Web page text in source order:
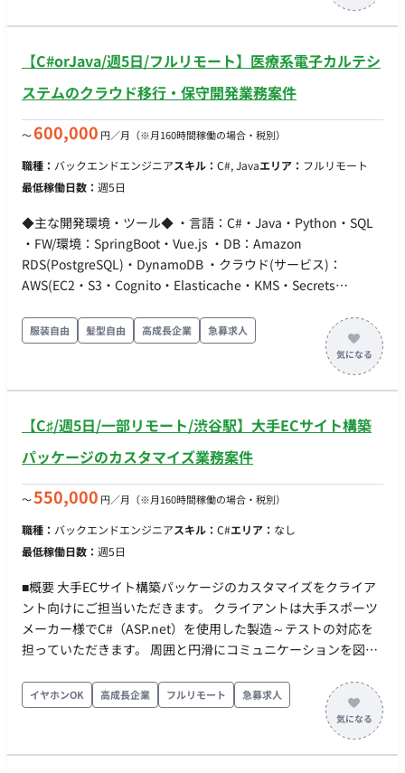
バッグ） ・PC制御技術（Windows/Linuxベースの制御システ
ム開発） ・上位システム連携（WMS、MES、ERP等） ・データ
業用ネットワークプロトコル対応 ・HMI開発（タッチパネル・
PC画面・タブレット対応のオペレータ画面設計・開発） ・クラ
ト」「安全靴」「保護メガネ」が必要な現場への直接訪問およ
用】 ■チーム体制 要相談 ■開発環境 プログラミング C, C++, C#,
Python, VB DB SQL Server, MySQL, PostgreSQL ■働き方 週稼働
働：可能（コアタイム：10時〜15時）
【C#orJava/週5日/フルリモート】医療系電子カルテシ
ステムのクラウド移行・保守開発業務案件
〜600,000 円／月 （※月160時間稼働の場合・税別）
職種： バックエンドエンジニアスキル： C#, Javaエリア： フルリモート
最低稼働日数： 週5日
◆主な開発環境・ツール◆ ・言語：C#・Java・Python・SQL
・FW/環境：SpringBoot・Vue.js ・DB：Amazon
RDS(PostgreSQL)・DynamoDB ・クラウド(サービス)：
AWS(EC2・S3・Cognito・Elasticache・KMS・Secrets
ルテシステムのクラウド移行に伴う保守開発、および品質改善
プロジェクトです。 既存オンプレミス環境からクラウドへのデ
ータ移行ツールの開発なども並行して進めています。 【業務内
容】 Webエンジニアとして、幅広い業務をご担当いただきま
応のほか、Pythonを用いたサポートツールの開発などです。
C#またはJavaでのバックエンド開発スキルと、Pythonでのツ
服装自由 髪型自由 高成長企業 急募求人
【C♯/週5日/一部リモート/渋谷駅】大手ECサイト構築
パッケージのカスタマイズ業務案件
〜550,000 円／月 （※月160時間稼働の場合・税別）
職種： バックエンドエンジニアスキル： C#エリア： なし
最低稼働日数： 週5日
■概要 大手ECサイト構築パッケージのカスタマイズをクライア
ント向けにご担当いただきます。 クライアントは大手スポーツ
メーカー様でC#（ASP.net）を使用した製造～テストの対応を
担っていただきます。 周囲と円滑にコミュニケーションを図
す。 ■技術スタック 言語:ASP.NET(C#) DB:SQLServer ソース管
理:Git その他:Windows(クラウド環境を整備する予定) 課題管
理:Backlog 社内コミュニケーション:Slack・Teams ■働き方 出
社頻度：基本出社(本人の能力次第でハイブリッド可) 勤務地：
イヤホンOK 高成長企業 フルリモート 急募求人